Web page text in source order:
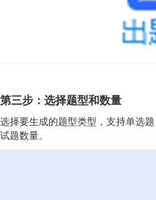
第三步：选择题型和数量
选择要生成的题型类型，支持单选
试题数量。